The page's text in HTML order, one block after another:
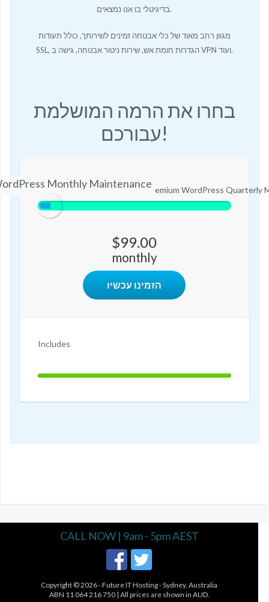
בדיגיטלי בו אנו נמצאים.
מגוון רחב מאוד של כלי אבטחה זמינים לשירותך, כולל תעודות
SSL, הגדרות חומת אש, שירות ניטור אבטחה, גישה ב VPN ועוד.
בחרו את הרמה המושלמת
עבורכם!
Monthly Maintenance
WordPress Monthly Maintenance Premium WordPress Quarterly
$99.00
monthly
הזמינו עכשיו
Includes
100%
CALL NOW | 9am - 5pm AEST
Copyright © 2026 -Future IT Hosting - Sydney, Australia
ABN 11 064 216 750 | All prices are shown in AUD.